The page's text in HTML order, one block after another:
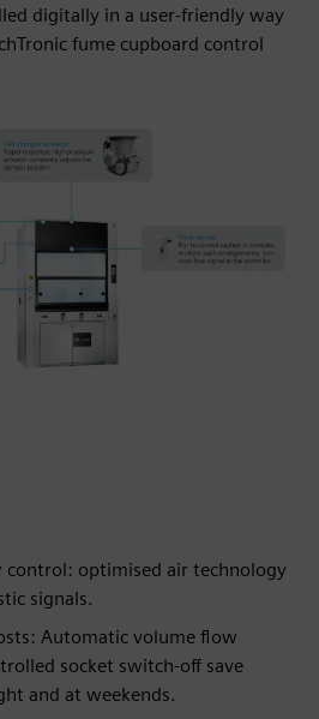
digitally in a user-friendly way
fume cupboard control
control: optimised air technology
signals.
Automatic volume flow
socket switch-off save
and at weekends.